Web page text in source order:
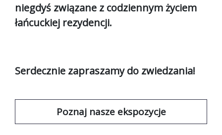
niegdyś związane z codziennym życiem
łańcuckiej rezydencji.
Serdecznie zapraszamy do zwiedzania!
Poznaj nasze ekspozycje